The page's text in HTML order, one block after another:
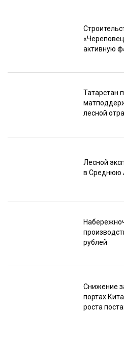
активную
Татарстан
лесной
Лесной
в Среднюю
рублей
Снижение
портах
роста